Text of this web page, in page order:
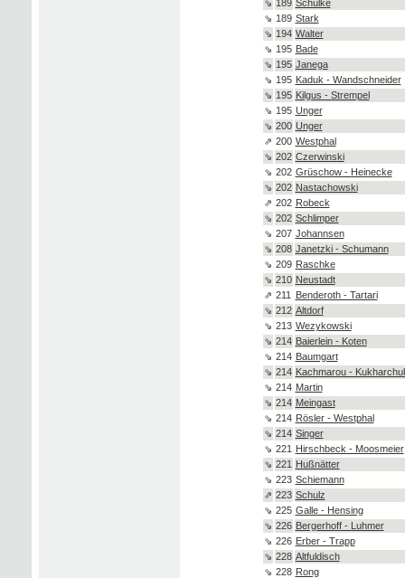
⇘ 189 Schülke
⇘ 189 Stark
⇘ 194 Walter
⇘ 195 Bade
⇘ 195 Janega
⇘ 195 Kaduk - Wandschneider
⇘ 195 Kilgus - Strempel
⇘ 195 Unger
⇘ 200 Unger
⇗ 200 Westphal
⇘ 202 Czerwinski
⇘ 202 Grüschow - Heinecke
⇘ 202 Nastachowski
⇗ 202 Robeck
⇘ 202 Schlimper
⇘ 207 Johannsen
⇘ 208 Janetzki - Schumann
⇘ 209 Raschke
⇘ 210 Neustadt
⇗ 211
Benderoth - Tartari
⇘ 212 Altdorf
⇘ 213 Wezykowski
⇘ 214 Baierlein - Koten
⇘ 214 Baumgart
⇘ 214 Kachmarou -
⇘ 214 Martin
⇘ 214 Meingast
⇘ 214 Rösler - Westphal
⇘ 214 Singer
⇘ 221 Hirschbeck - Moosmeier
⇘ 221 Hußnätter
⇘ 223 Schiemann
⇗ 223 Schulz
⇘ 225 Galle - Hensing
⇘ 226 Bergerhoff - Luhmer
⇘ 226 Erber - Trapp
⇘ 228 Altfuldisch
⇘ 228 Rong